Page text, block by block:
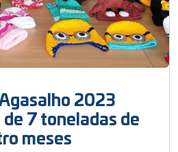
2023
7 toneladas de
meses